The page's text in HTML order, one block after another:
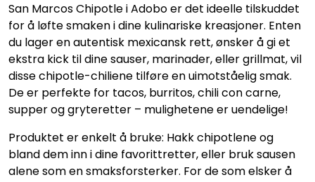
San Marcos Chipotle i Adobo er det ideelle tilskuddet
for å løfte smaken i dine kulinariske kreasjoner. Enten
du lager en autentisk mexicansk rett, ønsker å gi et
ekstra kick til dine sauser, marinader, eller grillmat, vil
disse chipotle-chiliene tilføre en uimotståelig smak.
De er perfekte for tacos, burritos, chili con carne,
supper og gryteretter – mulighetene er uendelige!
Produktet er enkelt å bruke: Hakk chipotlene og
bland dem inn i dine favorittretter, eller bruk sausen
alene som en smaksforsterker. For de som elsker å